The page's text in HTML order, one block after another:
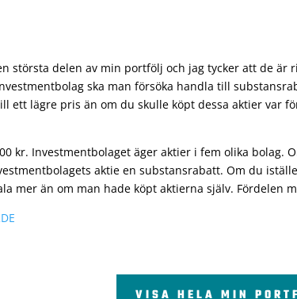
största delen av min portfölj och jag tycker att de
ska man försöka handla till
ett lägre pris än om du skulle köpt dessa aktier var
kr. Investmentbolaget äger aktier i fem olika bolag.
aktie en substansrabatt. Om du
mer än om man hade köpt aktierna själv. Fördelen
VISA HELA MIN